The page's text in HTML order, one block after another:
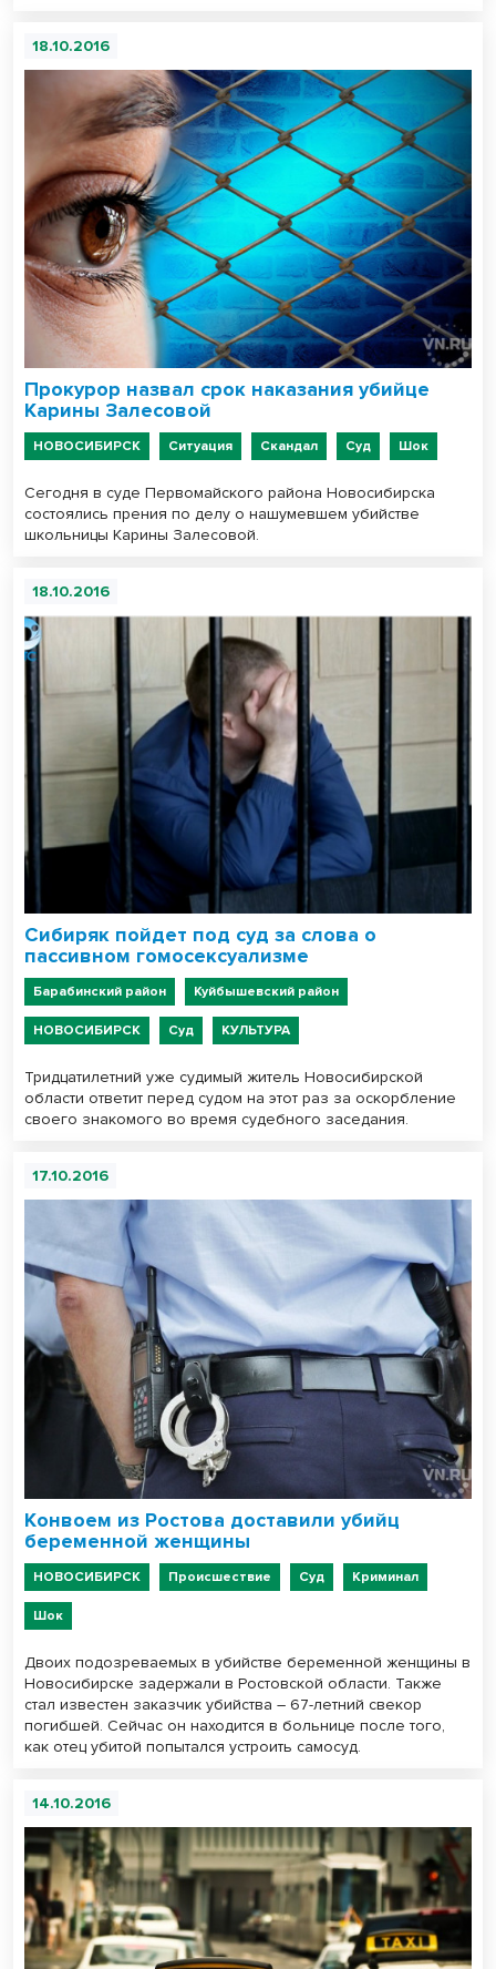
18.10.2016
Прокурор назвал срок наказания убийце
Карины Залесовой
НОВОСИБИРСК Ситуация Скандал Суд Шок
Сегодня в суде Первомайского района Новосибирска
состоялись прения по делу о нашумевшем убийстве
школьницы Карины Залесовой.
18.10.2016
Сибиряк пойдет под суд за слова о
пассивном гомосексуализме
Барабинский район Куйбышевский район
НОВОСИБИРСК Суд КУЛЬТУРА
Тридцатилетний уже судимый житель Новосибирской
области ответит перед судом на этот раз за оскорбление
своего знакомого во время судебного заседания.
17.10.2016
Конвоем из Ростова доставили убийц
беременной женщины
НОВОСИБИРСК Происшествие Суд Криминал
Шок
Двоих подозреваемых в убийстве беременной женщины в
Новосибирске задержали в Ростовской области. Также
стал известен заказчик убийства – 67-летний свекор
погибшей. Сейчас он находится в больнице после того,
как отец убитой попытался устроить самосуд.
14.10.2016